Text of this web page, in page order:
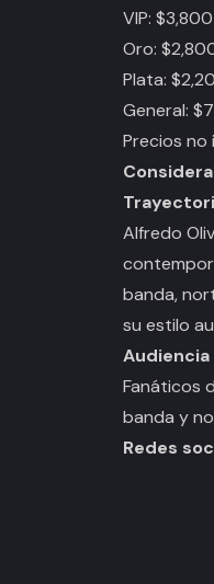
VIP:
Oro:
Plata:
General:
Precios no
Alfredo
banda,
su estilo
Fanáticos
banda y
Redes